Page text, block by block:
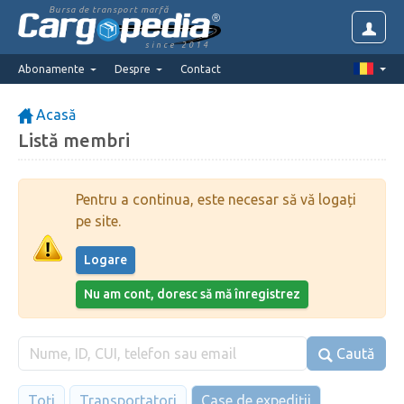
Bursa de transport marfă
since 2014
Abonamente Despre Contact
Acasă
Listă membri
Pentru a continua, este necesar să vă logați
pe site.
Logare
Nu am cont, doresc să mă înregistrez
Caută
Toți Transportatori Case de expediții